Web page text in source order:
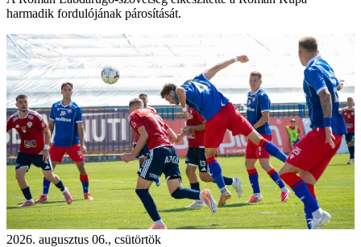
harmadik fordulójának párosítását.
2026. augusztus 06., csütörtök